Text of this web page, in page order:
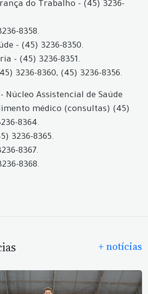
do Trabalho - (45) 3236-
8358.
- (45) 3236-8350.
- (45) 3236-8351.
3236-8360, (45) 3236-8356.
Núcleo Assistencial de Saúde
médico (consultas) (45)
8364.
3236-8365.
8367.
8368.
+ notícias